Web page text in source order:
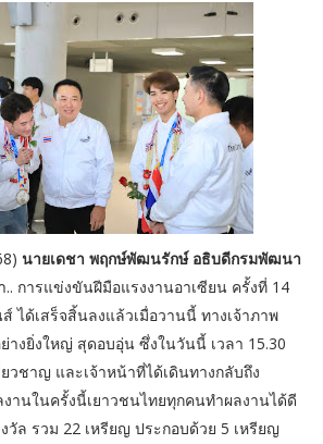
นายเดชา พฤกษ์พัฒนรักษ์ อธิบดีกรมพัฒนา
.. การแข่งขันฝีมือแรงงานอาเซียน ครั้งที่ 14
ด้เสร็จสิ้นลงแล้วเมื่อวานนี้ ทางเจ้าภาพ
งยิ่งใหญ่ สุดอบอุ่น ซึ่งในวันนี้ เวลา 15.30
วชาญ และเจ้าหน้าที่ได้เดินทางกลับถึง
านในครั้งนี้เยาวชนไทยทุกคนทำผลงานได้ดี
วัล รวม 22 เหรียญ ประกอบด้วย 5 เหรียญ